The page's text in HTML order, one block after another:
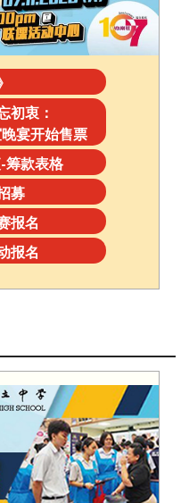
初衷：
晚宴开始售票
筹款表格
募
报名
报名